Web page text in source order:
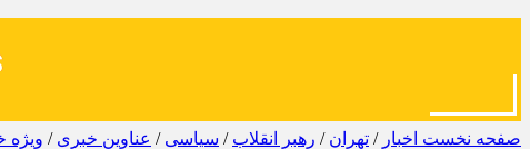
صفحه نخست اخبار / تهران / رهبر انقلاب / سیاسی / عناوین خبری / ویژه